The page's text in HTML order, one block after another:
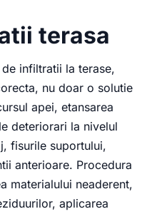
terasa
infiltratii la terase,
nu doar o solutie
apei, etansarea
deteriorari la nivelul
fisurile suportului,
anterioare. Procedura
materialului neaderent,
aplicarea